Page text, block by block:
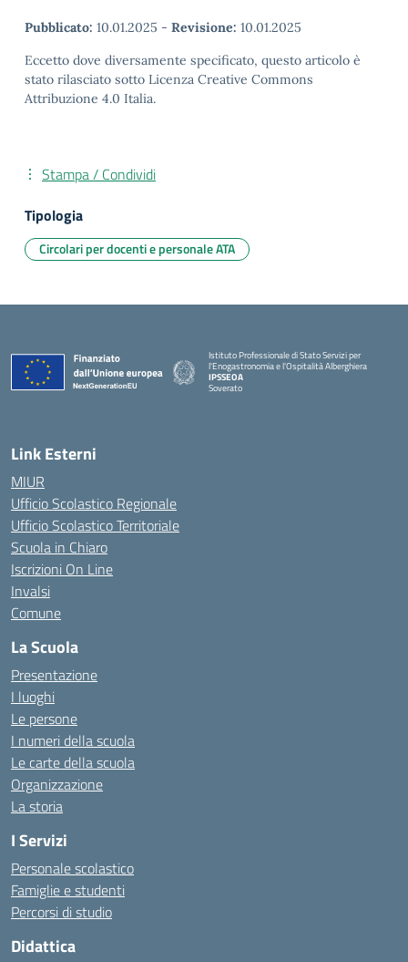
Pubblicato: 10.01.2025 - Revisione: 10.01.2025
Eccetto dove diversamente specificato, questo articolo è
stato rilasciato sotto Licenza Creative Commons
Attribuzione 4.0 Italia.
Stampa / Condividi
Tipologia
Circolari per docenti e personale ATA
Istituto Professionale di Stato Servizi per
l'Enogastronomia e l'Ospitalità Alberghiera
IPSSEOA
Soverato
Link Esterni
MIUR
Ufficio Scolastico Regionale
Ufficio Scolastico Territoriale
Scuola in Chiaro
Iscrizioni On Line
Invalsi
Comune
La Scuola
Presentazione
I luoghi
Le persone
I numeri della scuola
Le carte della scuola
Organizzazione
La storia
I Servizi
Personale scolastico
Famiglie e studenti
Percorsi di studio
Didattica